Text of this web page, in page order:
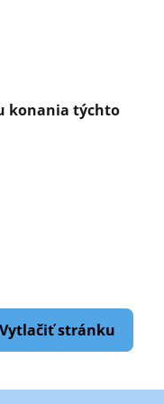
konania týchto
Vytlačiť stránku